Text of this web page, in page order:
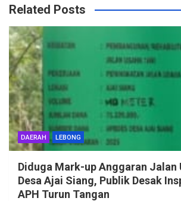
Related Posts
DAERAH LEBONG
Diduga Mark-up Anggaran Jalan
Desa Ajai Siang, Publik Desak
APH Turun Tangan